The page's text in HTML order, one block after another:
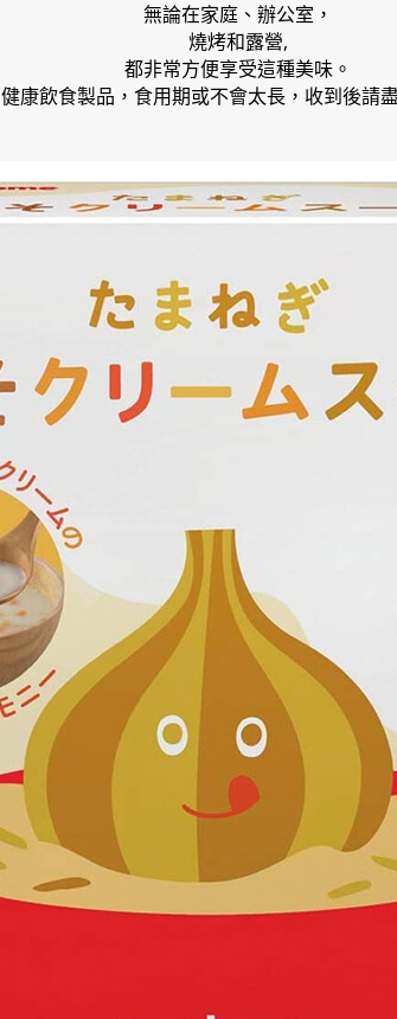
無論在家庭、辦公室，
燒烤和露營,
都非常方便享受這種美味。
健康飲食製品，食用期或不會太長，收到後請